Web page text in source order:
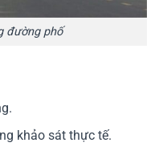
đường phố
khảo sát thực tế.